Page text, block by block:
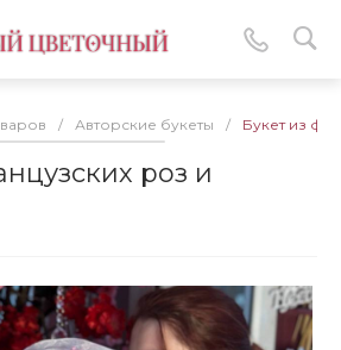
/ Авторские букеты / Букет из
роз и